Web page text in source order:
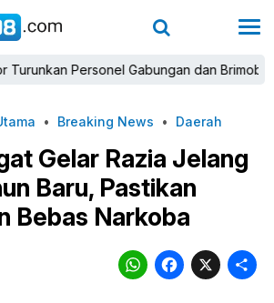
Personel Gabungan dan Brimob,
• Breaking News • Daerah
Gelar Razia Jelang
Baru, Pastikan
Bebas Narkoba
X